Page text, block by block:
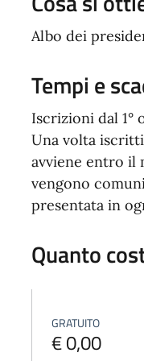
Albo dei
Tempi e
Iscrizioni dal 1°
Una volta
avviene entro il
vengono
presentata in
Quanto
GRATUITO
€ 0,00